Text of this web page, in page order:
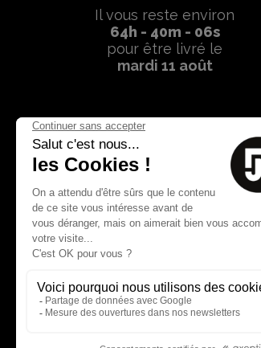
Il vous reste environ
64 h - 40m - 06s
pour être livré le
mardi 11 août